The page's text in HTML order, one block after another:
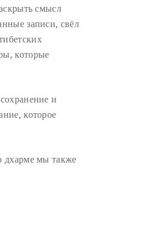
смысл
записи, свёл
которые
и
которое
дхарме мы также